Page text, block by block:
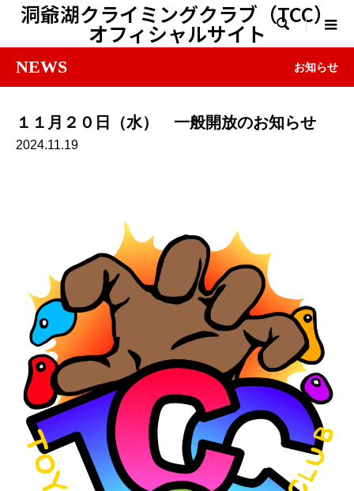
洞爺湖クライミングクラブ（TCC）
オフィシャルサイト 
NEWS お知らせ
１１月２０日（水） 一般開放のお知らせ
2024.11.19